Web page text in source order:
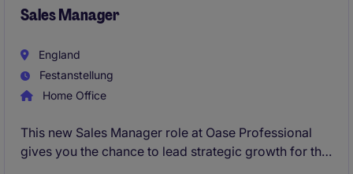
Sales Manager
England
Festanstellung
Home Office
This new Sales Manager role at Oase Professional
gives you the chance to lead strategic growth for the